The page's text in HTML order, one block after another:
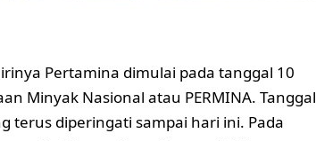
Pertamina dimulai pada tanggal 10
Minyak Nasional atau PERMINA. Tanggal
terus diperingati sampai hari ini. Pada